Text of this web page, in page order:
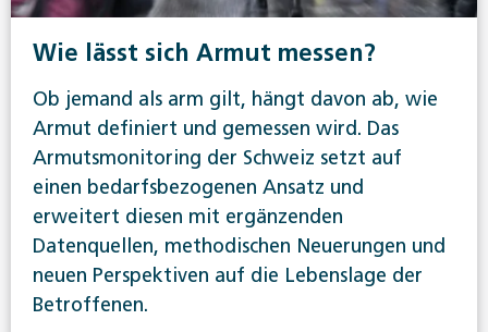
Wie lässt sich Armut messen?
Ob jemand als arm gilt, hängt davon ab, wie
Armut definiert und gemessen wird. Das
Armutsmonitoring der Schweiz setzt auf
einen bedarfsbezogenen Ansatz und
erweitert diesen mit ergänzenden
Datenquellen, methodischen Neuerungen und
neuen Perspektiven auf die Lebenslage der
Betroffenen.